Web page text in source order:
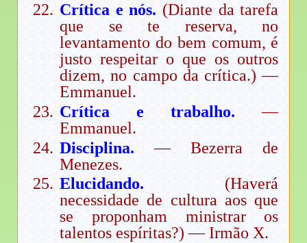
Crítica e nós. (Diante da tarefa
que se te reserva, no
levantamento do bem comum, é
justo respeitar o que os outros
dizem, no campo da crítica.) —
Emmanuel.
Crítica e trabalho. —
Emmanuel.
Disciplina. — Bezerra de
Menezes.
Elucidando. (Haverá
necessidade de cultura aos que
se proponham ministrar os
talentos espíritas?) — Irmão X.